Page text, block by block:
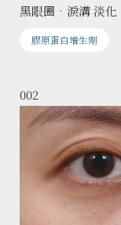
黑眼圈•淚溝 淡化
膠原蛋白增生劑
002